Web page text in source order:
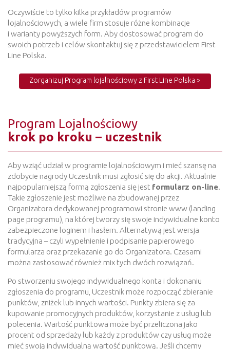
Oczywiście to tylko kilka przykładów programów
lojalnościowych, a wiele firm stosuje różne kombinacje
i warianty powyższych form. Aby dostosować program do
swoich potrzeb i celów skontaktuj się z przedstawicielem First
Line Polska.
Zorganizuj Program lojalnościowy z First Line Polska >
Program Lojalnościowy
krok po kroku – uczestnik
Aby wziąć udział w programie lojalnościowym i mieć szansę na
zdobycie nagrody Uczestnik musi zgłosić się do akcji. Aktualnie
najpopularniejszą formą zgłoszenia się jest formularz on-line.
Takie zgłoszenie jest możliwe na zbudowanej przez
Organizatora dedykowanej programowi stronie www (landing
page programu), na której tworzy się swoje indywidualne konto
zabezpieczone loginem i hasłem. Alternatywą jest wersja
tradycyjna – czyli wypełnienie i podpisanie papierowego
formularza oraz przekazanie go do Organizatora. Czasami
można zastosować również mix tych dwóch rozwiązań.
Po stworzeniu swojego indywidualnego konta i dokonaniu
zgłoszenia do programu, Uczestnik może rozpocząć zbieranie
punktów, zniżek lub innych wartości. Punkty zbiera się za
kupowanie promocyjnych produktów, korzystanie z usług lub
polecenia. Wartość punktowa może być przeliczona jako
procent od sprzedaży lub każdy z produktów czy usług może
mieć swoją indywidualną wartość punktową. Jeśli chcemy